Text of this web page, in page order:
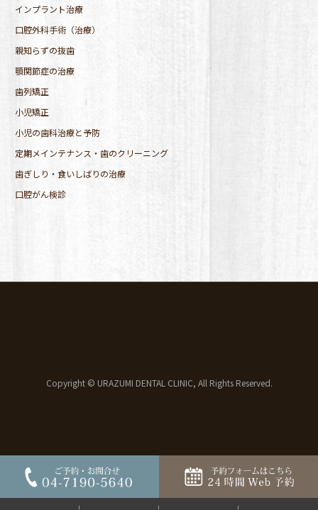
インプラント治療
口腔外科手術（治療）
親知らずの抜歯
顎関節症の治療
歯列矯正
小児矯正
小児の歯科治療と予防
定期メインテナンス・歯のクリーニング
歯ぎしり・食いしばりの治療
口腔がん検診
Copyright © URAZUMI DENTAL CLINIC, All Rights Reserved.